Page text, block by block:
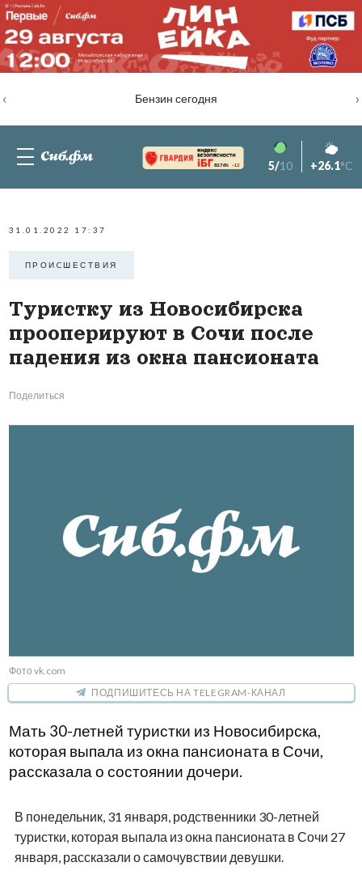
Бензин сегодня
‹ ›
82.76% -1.2 5/10 +26.1°C
31.01.2022 17:37
ПРОИCШЕСТВИЯ
Туристку из Новосибирска
прооперируют в Сочи после
падения из окна пансионата
Поделиться
Фото vk.com
ПОДПИШИТЕСЬ НА TELEGRAM-КАНАЛ
Мать 30-летней туристки из Новосибирска,
которая выпала из окна пансионата в Сочи,
рассказала о состоянии дочери.
В понедельник, 31 января, родственники 30-летней
туристки, которая выпала из окна пансионата в Сочи 27
января, рассказали о самочувствии девушки.